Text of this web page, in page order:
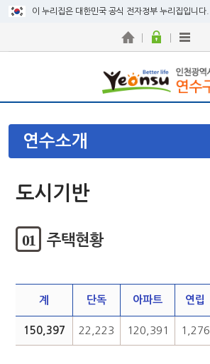
이 누리집은 대한민국 공식 전자정부 누리집입니다.
연수소개
도시기반
01 주택현황
계 단독 아파트 연립
150,397 22,223 120,391 1,276